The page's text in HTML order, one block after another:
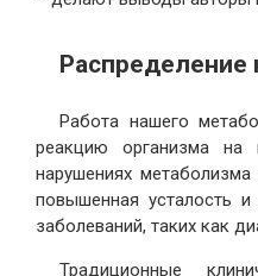
Распределение
Работа нашего
реакцию организма на
нарушениях
повышенная усталость и
заболеваний, таких как
Традиционные